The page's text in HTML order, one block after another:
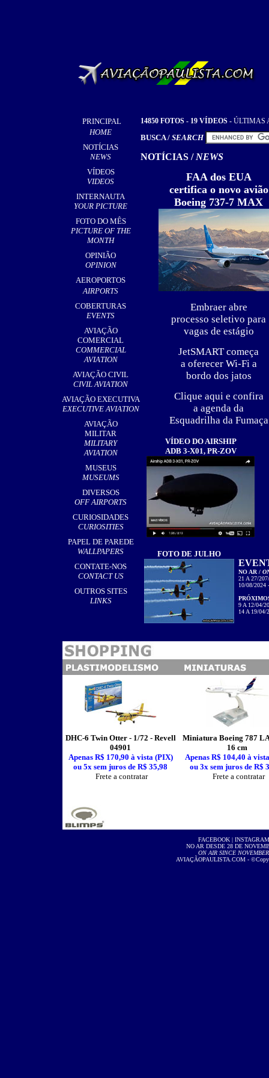
PRINCIPAL
HOME
NOTÍCIAS
NEWS
VÍDEOS
VIDEOS
INTERNAUTA
YOUR PICTURE
FOTO DO MÊS
PICTURE OF THE
MONTH
OPINIÃO
OPINION
AEROPORTOS
AIRPORTS
COBERTURAS
EVENTS
AVIAÇÃO
COMERCIAL
COMMERCIAL
AVIATION
AVIAÇÃO CIVIL
CIVIL AVIATION
AVIAÇÃO EXECUTIVA
EXECUTIVE AVIATION
AVIAÇÃO
MILITAR
MILITARY
AVIATION
MUSEUS
MUSEUMS
DIVERSOS
OFF AIRPORTS
CURIOSIDADES
CURIOSITIES
PAPEL DE PAREDE
WALLPAPERS
CONTATE-NOS
CONTACT US
OUTROS SITES
LINKS
14850 FOTOS - 19 VÍDEOS- ÚLTIMAS
BUSCA / SEARCH
NOTÍCIAS /NEWS
FAA dos EUA
certifica o novo avião
Boeing 737-7 MAX
Embraer abre
processo seletivo para
vagas de estágio
JetSMART começa
a oferecer Wi-Fi a
bordo dos jatos
Clique aqui e confira
a agenda da
Esquadrilha da Fumaça
VÍDEO DO AIRSHIP
ADB 3-X01, PR-ZOV
FOTO DE JULHO
NO AR /
21 A 27/
10/08/
9 A 12/04/
14 A 19/
DHC-6 Twin Otter - 1/72 - Revell
04901
Apenas R$ 170,90 à vista (PIX)
ou 5x sem juros de R$ 35,98
Frete a contratar
Miniatura Boeing 787
16 cm
Apenas R$ 104,40 à
ou 3x sem juros de R$
Frete a contratar
FACEBOOK | INSTAGRAM
NO AR DESDE 28 DE
ON AIR SINCE
AVIAÇÃOPAULISTA.COM -